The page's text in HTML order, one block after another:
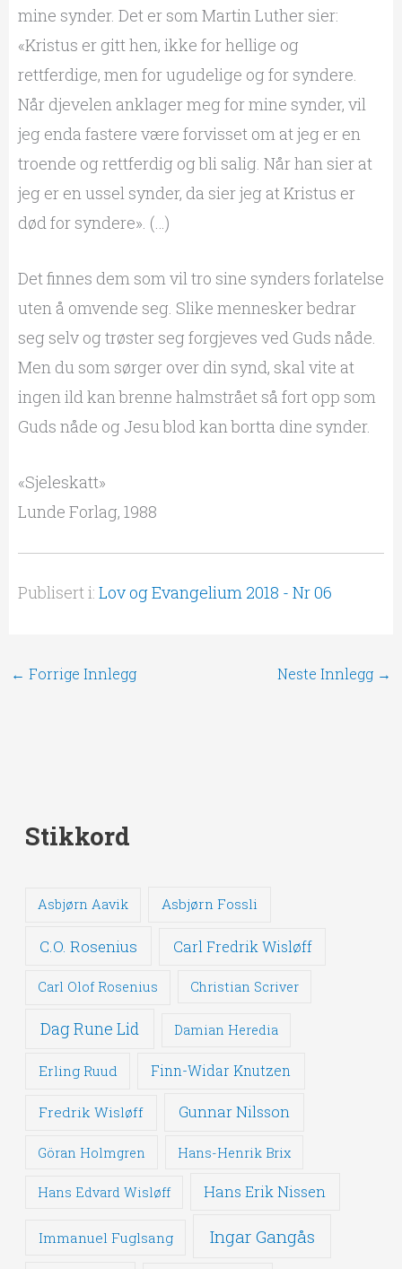
mine synder. Det er som Martin Luther sier:
«Kristus er gitt hen, ikke for hellige og
rettferdige, men for ugudelige og for syndere.
Når djevelen anklager meg for mine synder, vil
jeg enda fastere være forvisset om at jeg er en
troende og rettferdig og bli salig. Når han sier at
jeg er en ussel synder, da sier jeg at Kristus er
død for syndere». (…)
Det finnes dem som vil tro sine synders forlatelse
uten å omvende seg. Slike mennesker bedrar
seg selv og trøster seg forgjeves ved Guds nåde.
Men du som sørger over din synd, skal vite at
ingen ild kan brenne halmstrået så fort opp som
Guds nåde og Jesu blod kan bortta dine synder.
«Sjeleskatt»
Lunde Forlag, 1988
Publisert i: Lov og Evangelium 2018 - Nr 06
← Forrige Innlegg Neste Innlegg →
Stikkord
Asbjørn Aavik Asbjørn Fossli
C.O. Rosenius Carl Fredrik Wisløff
Carl Olof Rosenius Christian Scriver
Dag Rune Lid Damian Heredia
Erling Ruud Finn-Widar Knutzen
Fredrik Wisløff Gunnar Nilsson
Göran Holmgren Hans-Henrik Brix
Hans Edvard Wisløff Hans Erik Nissen
Immanuel Fuglsang Ingar Gangås